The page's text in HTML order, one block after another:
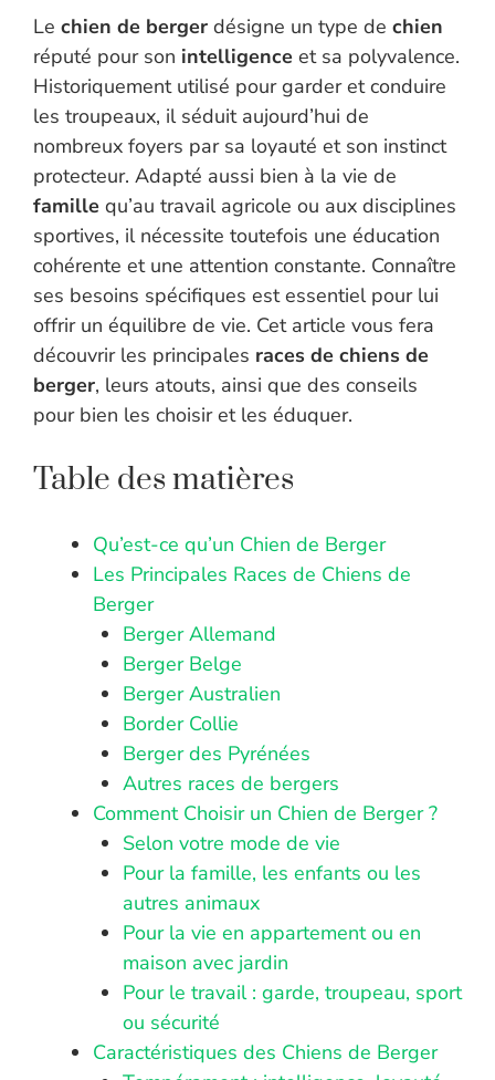
Le chien de berger désigne un type de chien
réputé pour son intelligence et sa polyvalence.
Historiquement utilisé pour garder et conduire
les troupeaux, il séduit aujourd’hui de
nombreux foyers par sa loyauté et son instinct
protecteur. Adapté aussi bien à la vie de
famille qu’au travail agricole ou aux disciplines
sportives, il nécessite toutefois une éducation
cohérente et une attention constante. Connaître
ses besoins spécifiques est essentiel pour lui
offrir un équilibre de vie. Cet article vous fera
découvrir les principales races de chiens de
berger, leurs atouts, ainsi que des conseils
pour bien les choisir et les éduquer.
Table des matières
Qu’est-ce qu’un Chien de Berger
Les Principales Races de Chiens de
Berger
Berger Allemand
Berger Belge
Berger Australien
Border Collie
Berger des Pyrénées
Autres races de bergers
Comment Choisir un Chien de Berger ?
Selon votre mode de vie
Pour la famille, les enfants ou les
autres animaux
Pour la vie en appartement ou en
maison avec jardin
Pour le travail : garde, troupeau, sport
ou sécurité
Caractéristiques des Chiens de Berger